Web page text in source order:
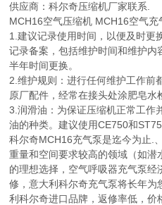
供应商：科尔奇压缩机厂家联系.
MCH16空气压缩机 MCH16空气充
1.建议记录使用时间，以便及时更
记录备案，包括维护时间和维护
半年时间更换。
2.维护规则：进行任何维护工作前
原厂配件，经常在接头处涂肥皂水
3.润滑油：为保证压缩机正常工作
油的种类。建议使用CE750和
科尔奇MCH16充气泵是迄今为止.
重量和空间要求较高的领域（如潜
的理想选择，空气呼吸器充气泵经
修，意大利科尔奇充气泵将长年
利科尔奇进口品牌，返修率低，